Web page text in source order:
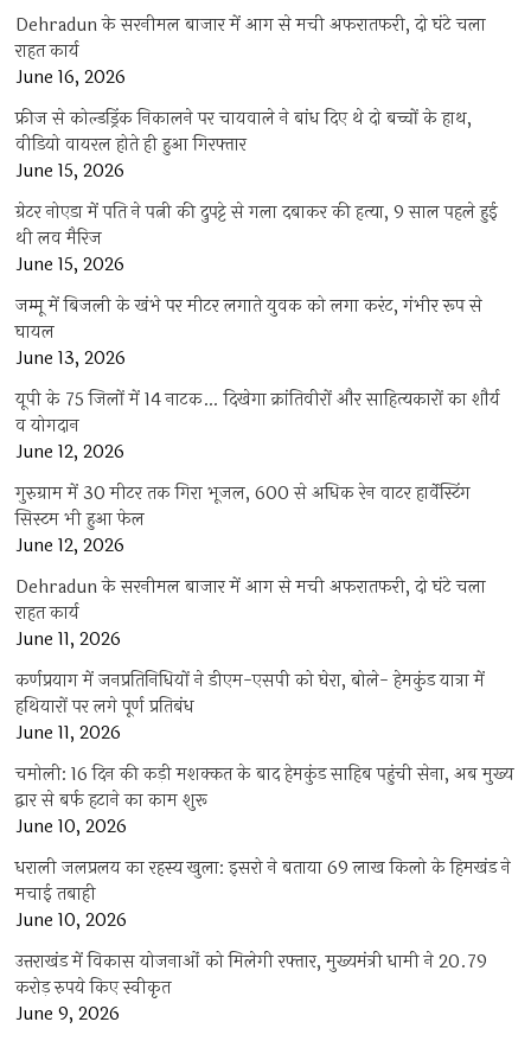
Dehradun के सरनीमल बाजार में आग से मची अफरातफरी, दो घंटे चला
राहत कार्य
June 16, 2026
फ्रीज से कोल्डड्रिंक निकालने पर चायवाले ने बांध दिए थे दो बच्चों के हाथ,
वीडियो वायरल होते ही हुआ गिरफ्तार
June 15, 2026
ग्रेटर नोएडा में पति ने पत्नी की दुपट्टे से गला दबाकर की हत्या, 9 साल पहले हुई
थी लव मैरिज
June 15, 2026
जम्मू में बिजली के खंभे पर मीटर लगाते युवक को लगा करंट, गंभीर रूप से
घायल
June 13, 2026
यूपी के 75 जिलों में 14 नाटक… दिखेगा क्रांतिवीरों और साहित्यकारों का शौर्य
व योगदान
June 12, 2026
गुरुग्राम में 30 मीटर तक गिरा भूजल, 600 से अधिक रेन वाटर हार्वेस्टिंग
सिस्टम भी हुआ फेल
June 12, 2026
Dehradun के सरनीमल बाजार में आग से मची अफरातफरी, दो घंटे चला
राहत कार्य
June 11, 2026
कर्णप्रयाग में जनप्रतिनिधियों ने डीएम-एसपी को घेरा, बोले- हेमकुंड यात्रा में
हथियारों पर लगे पूर्ण प्रतिबंध
June 11, 2026
चमोली: 16 दिन की कड़ी मशक्कत के बाद हेमकुंड साहिब पहुंची सेना, अब मुख्य
द्वार से बर्फ हटाने का काम शुरू
June 10, 2026
धराली जलप्रलय का रहस्य खुला: इसरो ने बताया 69 लाख किलो के हिमखंड ने
मचाई तबाही
June 10, 2026
उत्तराखंड में विकास योजनाओं को मिलेगी रफ्तार, मुख्यमंत्री धामी ने 20.79
करोड़ रुपये किए स्वीकृत
June 9, 2026